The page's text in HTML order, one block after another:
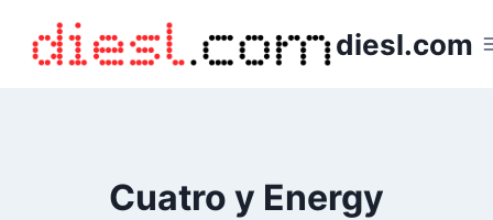
contenido
diesl.com
Cuatro y Energy